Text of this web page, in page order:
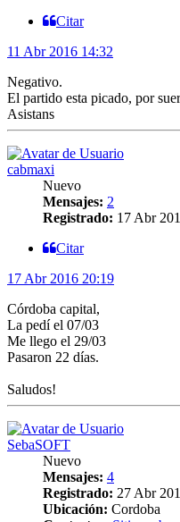
Citar
11 Abr 2016 14:32
Negativo.
El partido esta picado, por
Asistans
cabmaxi
Nuevo
Mensajes: 2
Registrado: 17 Abr
Citar
17 Abr 2016 20:19
Córdoba capital,
La pedí el 07/03
Me llego el 29/03
Pasaron 22 días.
Saludos!
SebaSOFT
Nuevo
Mensajes: 4
Registrado: 27 Abr
Ubicación: Cordoba